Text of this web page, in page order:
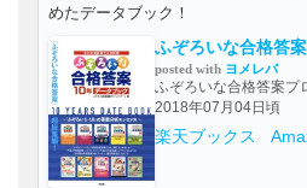
めたデータブック！
ふぞろいな合格答
posted with ヨメレバ
ふぞろいな合格答案プ
2018年07月04日頃
楽天ブックス